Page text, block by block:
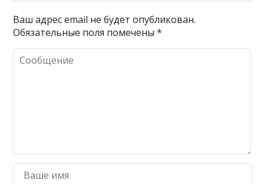
Ваш адрес email не будет опубликован.
Обязательные поля помечены*